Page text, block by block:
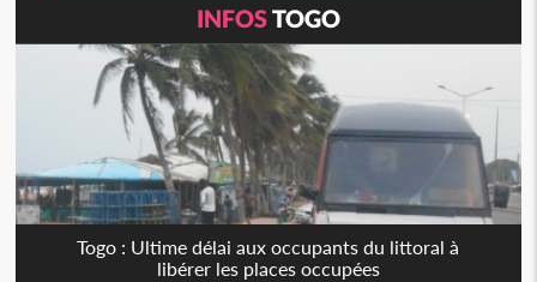
INFOSTOGO
Togo : Ultime délai aux occupants du littoral à
libérer les places occupées